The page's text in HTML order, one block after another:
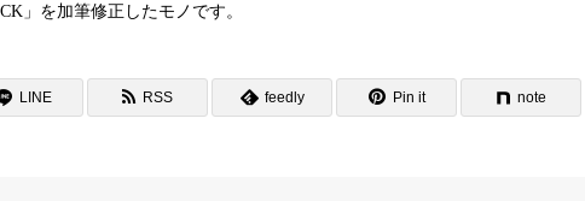
」を加筆修正したモノです。
LINE RSS feedly Pin it note